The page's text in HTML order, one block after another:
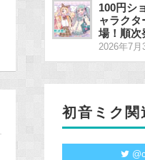
100円シ
ャラク
場！順次
2026年7
初音ミク関